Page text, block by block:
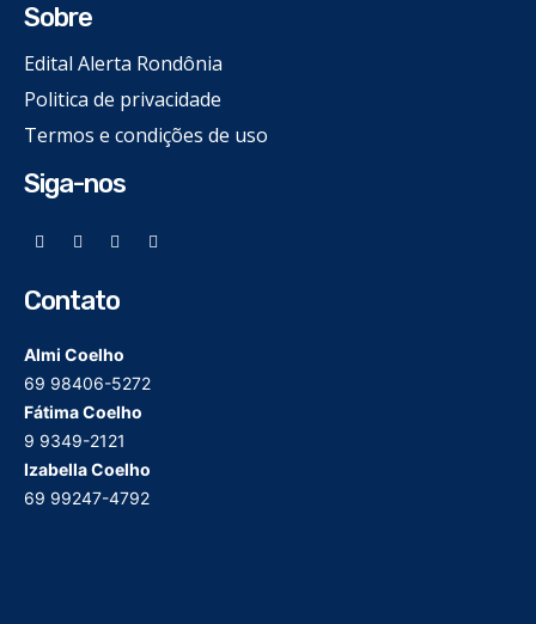
Sobre
Edital Alerta Rondônia
Politica de privacidade
Termos e condições de uso
Siga-nos
Contato
Almi Coelho
69 98406-5272
Fátima Coelho
9 9349-2121
Izabella Coelho
69 99247-4792